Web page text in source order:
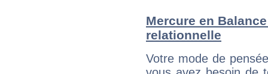
Mercure en
relationnelle
Votre mode de